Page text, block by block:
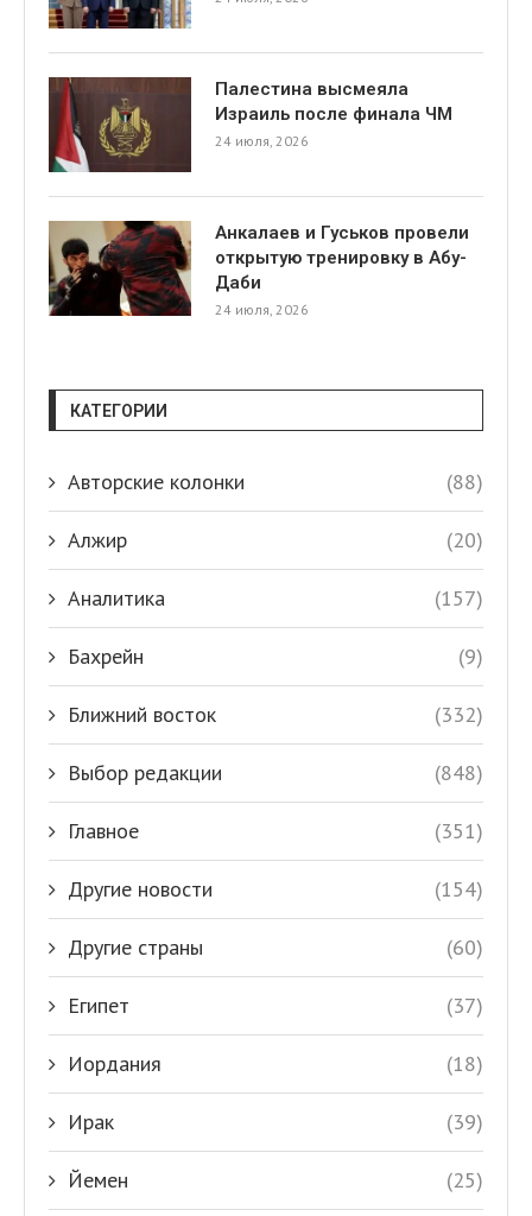
Палестина высмеяла
Израиль после финала ЧМ
24 июля, 2026
Анкалаев и Гуськов провели
открытую тренировку в Абу-
Даби
24 июля, 2026
КАТЕГОРИИ
Авторские колонки (88)
Алжир (20)
Аналитика (157)
Бахрейн (9)
Ближний восток (332)
Выбор редакции (848)
Главное (351)
Другие новости (154)
Другие страны (60)
Египет (37)
Иордания (18)
Ирак (39)
Йемен (25)